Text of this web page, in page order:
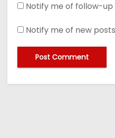
Notify me of follow-
Notify me of new